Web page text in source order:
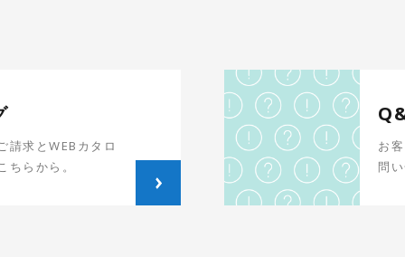
請求とWEBカタロ
ちらから。
お
問